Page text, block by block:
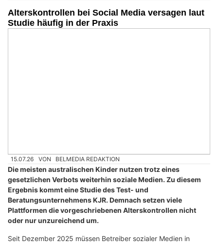
Alterskontrollen bei Social Media versagen laut
Studie häufig in der Praxis
15.07.26 VON BELMEDIA REDAKTION
Die meisten australischen Kinder nutzen trotz eines
gesetzlichen Verbots weiterhin soziale Medien. Zu diesem
Ergebnis kommt eine Studie des Test- und
Beratungsunternehmens KJR. Demnach setzen viele
Plattformen die vorgeschriebenen Alterskontrollen nicht
oder nur unzureichend um.
Seit Dezember 2025 müssen Betreiber sozialer Medien in